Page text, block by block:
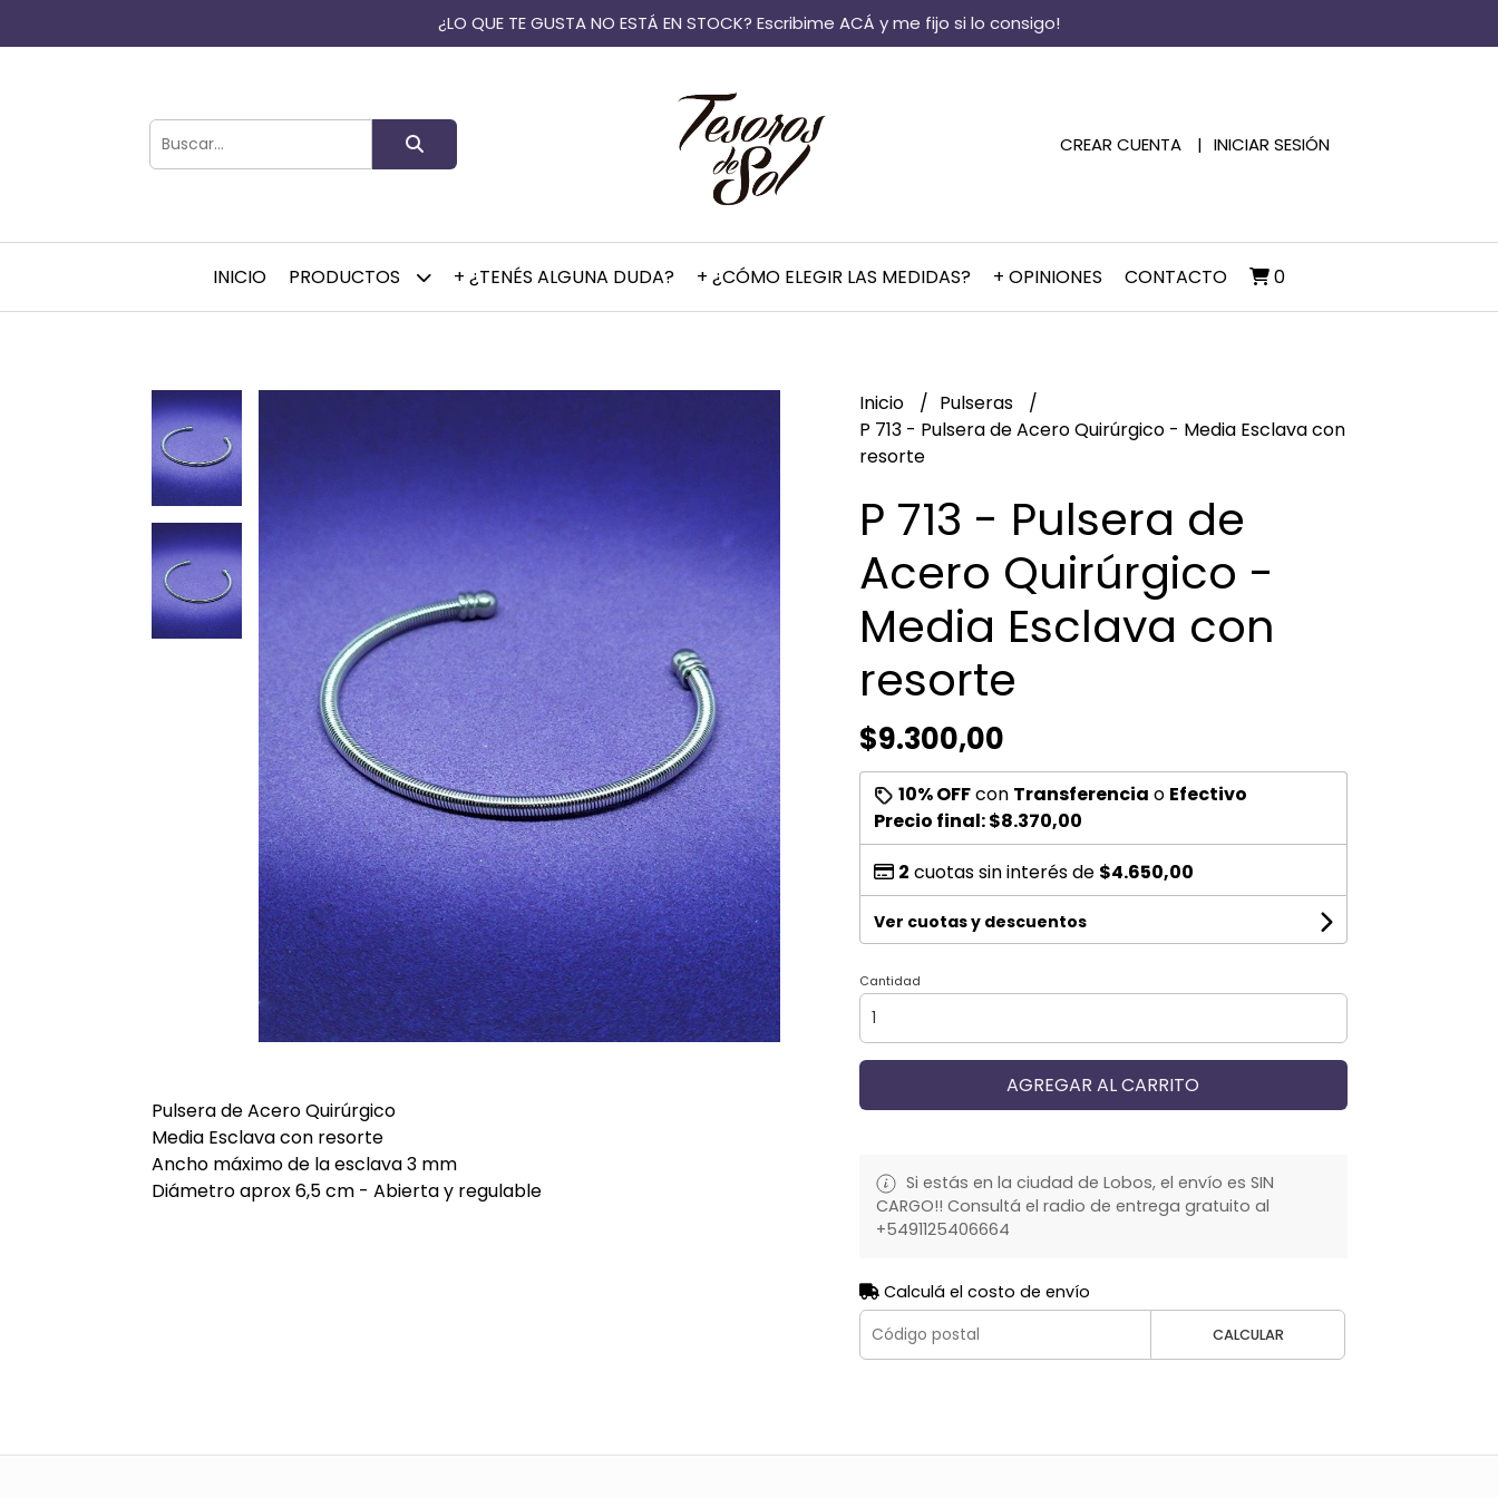
¿LO QUE TE GUSTA NO ESTÁ EN STOCK? Escribime ACÁ y me fijo si lo consigo!
CREAR CUENTA INICIAR SESIÓN
INICIO PRODUCTOS + ¿TENÉS ALGUNA DUDA? + ¿CÓMO ELEGIR LAS MEDIDAS? + OPINIONES CONTACTO 0
Pulsera de Acero Quirúrgico
Media Esclava con resorte
Ancho máximo de la esclava 3 mm
Diámetro aprox 6,5 cm - Abierta y regulable
Inicio
Pulseras
P 713 - Pulsera de Acero Quirúrgico - Media Esclava con
resorte
P 713 - Pulsera de
Acero Quirúrgico -
Media Esclava con
resorte
$9.300,00
10% OFFcon Transferencia o Efectivo
Precio final:$8.370,00
2 cuotas sin interés de $4.650,00
Ver cuotas y descuentos
Cantidad
AGREGAR AL CARRITO
Si estás en la ciudad de Lobos, el envío es SIN
CARGO!! Consultá el radio de entrega gratuito al
+5491125406664
Calculá el costo de envío
CALCULAR